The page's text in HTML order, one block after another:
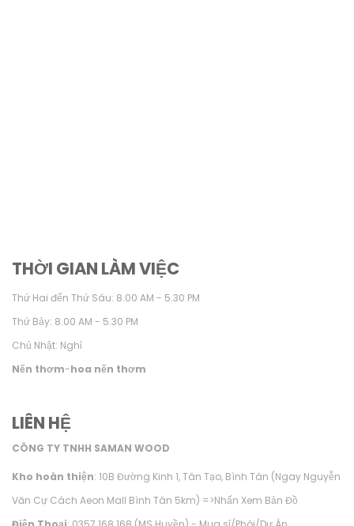
THỜI GIAN LÀM VIỆC
Thứ Hai đến Thứ Sáu: 8.00 AM - 5.30 PM
Thứ Bảy: 8.00 AM - 5.30 PM
Chủ Nhật: Nghỉ
Nến thơm-hoa nến thơm
LIÊN HỆ
CÔNG TY TNHH SAMAN WOOD
Kho hoàn thiện: 10B Đường Kinh 1, Tân Tạo, Bình Tân (Ngay Nguyễn
Văn Cự Cách Aeon Mall Bình Tân 5km) =>Nhấn Xem Bản Đồ